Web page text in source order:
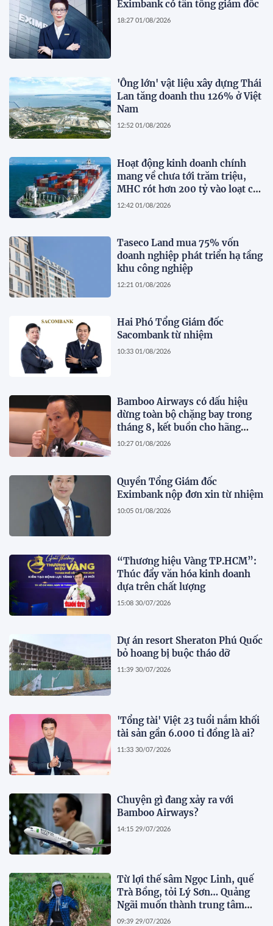
Eximbank có tân tổng giám đốc
18:27 01/08/2026
'Ông lớn' vật liệu xây dựng Thái
Lan tăng doanh thu 126% ở Việt
Nam
12:52 01/08/2026
Hoạt động kinh doanh chính
mang về chưa tới trăm triệu,
MHC rót hơn 200 tỷ vào loạt cổ
phiếu 'họ' Gelex
12:42 01/08/2026
Taseco Land mua 75% vốn
doanh nghiệp phát triển hạ tầng
khu công nghiệp
12:21 01/08/2026
Hai Phó Tổng Giám đốc
Sacombank từ nhiệm
10:33 01/08/2026
Bamboo Airways có dấu hiệu
dừng toàn bộ chặng bay trong
tháng 8, kết buồn cho hãng
hàng không do ông Trịnh Văn
10:27 01/08/2026
Quyền Tổng Giám đốc
Eximbank nộp đơn xin từ nhiệm
10:05 01/08/2026
“Thương hiệu Vàng TP.HCM”:
Thúc đẩy văn hóa kinh doanh
dựa trên chất lượng
15:08 30/07/2026
Dự án resort Sheraton Phú Quốc
bỏ hoang bị buộc tháo dỡ
11:39 30/07/2026
'Tổng tài' Việt 23 tuổi nắm khối
tài sản gần 6.000 tỉ đồng là ai?
11:33 30/07/2026
Chuyện gì đang xảy ra với
Bamboo Airways?
14:15 29/07/2026
Từ lợi thế sâm Ngọc Linh, quế
Trà Bồng, tỏi Lý Sơn… Quảng
Ngãi muốn thành trung tâm
dược liệu
09:39 29/07/2026